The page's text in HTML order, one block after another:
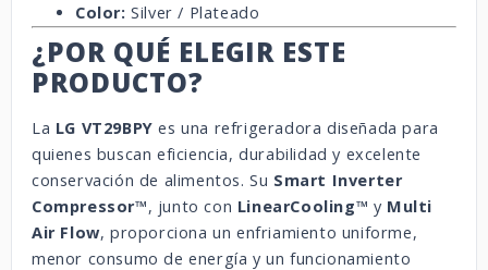
Color: Silver / Plateado
¿POR QUÉ ELEGIR ESTE
PRODUCTO?
La LG VT29BPY es una refrigeradora diseñada para
quienes buscan eficiencia, durabilidad y excelente
conservación de alimentos. Su Smart Inverter
Compressor™, junto con LinearCooling™ y Multi
Air Flow, proporciona un enfriamiento uniforme,
menor consumo de energía y un funcionamiento